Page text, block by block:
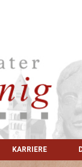
KARRIERE